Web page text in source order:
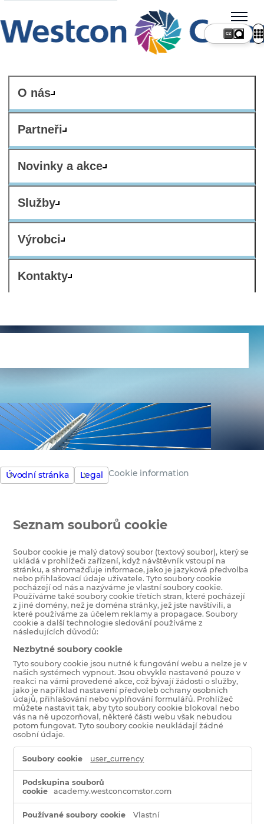
O nás
Partneři
Novinky a akce
Služby
Výrobci
Kontakty
CZ
Úvodní stránka Legal Cookie information
Seznam souborů cookie
Soubor cookie je malý datový soubor (textový soubor), který se
ukládá v prohlížeči zařízení, když návštěvník vstoupí na
stránku, a shromažďuje informace, jako je jazyková předvolba
nebo přihlašovací údaje uživatele. Tyto soubory cookie
pocházejí od nás a nazýváme je vlastní soubory cookie.
Používáme také soubory cookie třetích stran, které pocházejí
z jiné domény, než je doména stránky, jež jste navštívili, a
které používáme za účelem reklamy a propagace. Soubory
cookie a další technologie sledování používáme z
následujících důvodů:
Nezbytné soubory cookie
Tyto soubory cookie jsou nutné k fungování webu a nelze je v
našich systémech vypnout. Jsou obvykle nastavené pouze v
reakci na vámi provedené akce, což bývají žádosti o služby,
jako je například nastavení předvoleb ochrany osobních
údajů, přihlašování nebo vyplňování formulářů. Prohlížeč
můžete nastavit tak, aby tyto soubory cookie blokoval nebo
vás na ně upozorňoval, některé části webu však nebudou
potom fungovat. Tyto soubory cookie neukládají žádné
osobní údaje.
soubory
cookie
user_currency
academy.westconcomstor.com
Vlastní